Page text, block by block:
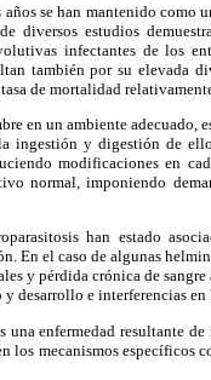
se han mantenido
diversos estudios
infectantes de los
también por su elevada
de mortalidad
en un ambiente
ingestión y digestión de
modificaciones en
normal, imponiendo
han estado
En el caso de algunas
y pérdida crónica de
desarrollo e interferencias
una enfermedad resultante
los mecanismos específicos